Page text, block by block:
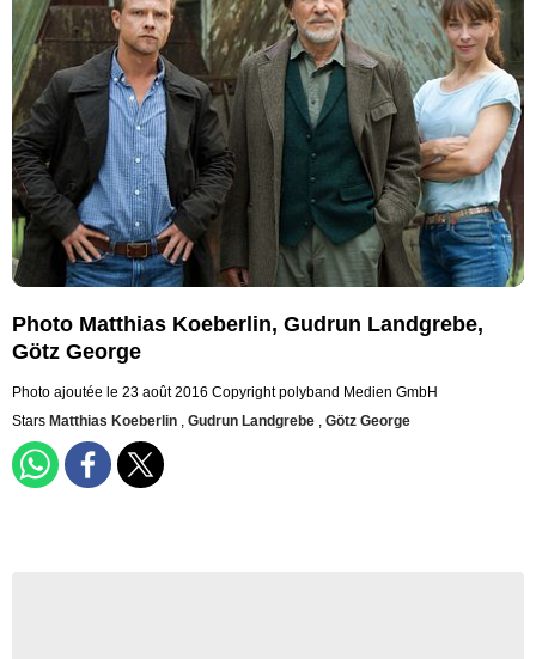
Photo Matthias Koeberlin, Gudrun Landgrebe,
Götz George
Photo ajoutée le 23 août 2016 Copyright polyband Medien GmbH
Stars Matthias Koeberlin , Gudrun Landgrebe , Götz George